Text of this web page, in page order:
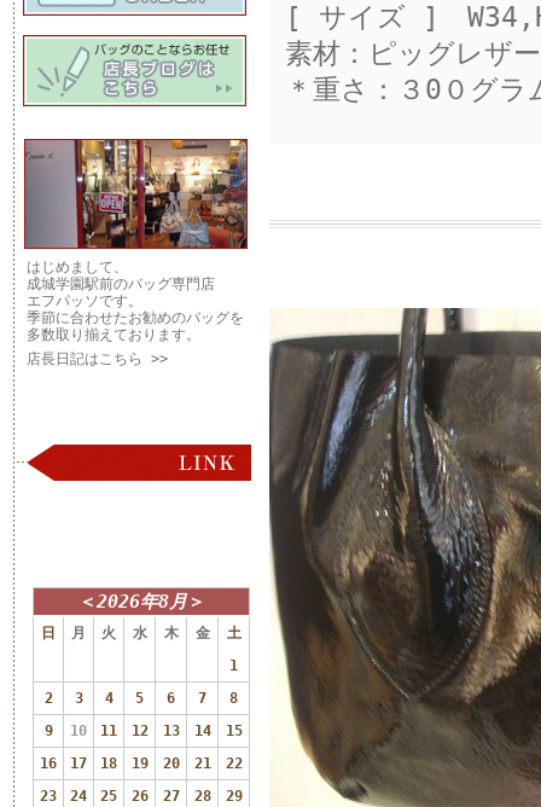
はじめまして、
成城学園駅前のバッグ専門店
エフパッソです。
季節に合わせたお勧めのバッグを
多数取り揃えております。
店長日記はこちら >>
＜2026年8月＞
日 月 火 水 木 金
土
1
2
3 4 5 6 7
8
9
10 11 12 13 14
15
16
17 18 19 20 21
22
23
24 25 26 27 28 29
[ サイズ ] W34,H
素材：ピッグレザ
＊重さ：３0０グラ